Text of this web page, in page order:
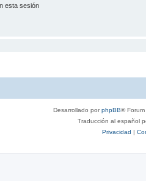
esta sesión
Desarrollado porphpBB®
Traducción al español
Privacidad |